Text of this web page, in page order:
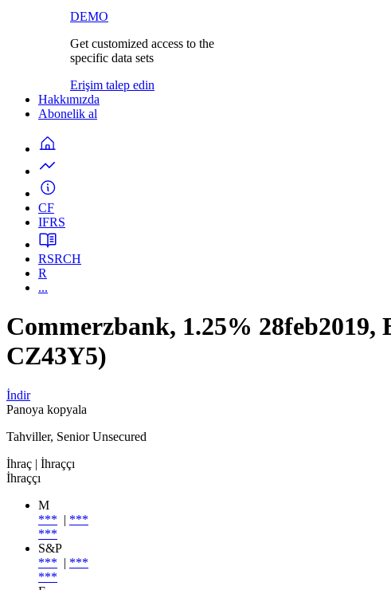
DEMO
Get customized access to the
specific data sets
Erişim talep edin
Hakkımızda
Abonelik al
CF
IFRS
RSRCH
R
...
Commerzbank, 1.25%
CZ43Y5)
İndir
Panoya kopyala
Tahviller, Senior Unsecured
İhraç | İhraççı
İhraççı
M
*** | ***
***
S&P
*** | ***
***